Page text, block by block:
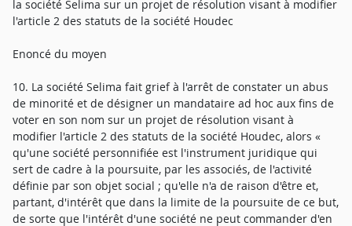
la société Selima sur un projet de résolution visant à modifier
l'article 2 des statuts de la société Houdec
Enoncé du moyen
10. La société Selima fait grief à l'arrêt de constater un abus
de minorité et de désigner un mandataire ad hoc aux fins de
voter en son nom sur un projet de résolution visant à
modifier l'article 2 des statuts de la société Houdec, alors «
qu'une société personnifiée est l'instrument juridique qui
sert de cadre à la poursuite, par les associés, de l'activité
définie par son objet social ; qu'elle n'a de raison d'être et,
partant, d'intérêt que dans la limite de la poursuite de ce but,
de sorte que l'intérêt d'une société ne peut commander d'en